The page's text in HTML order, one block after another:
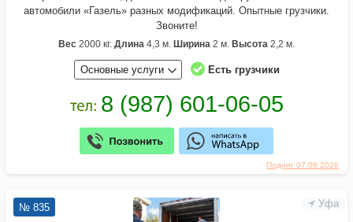
Поднят 07.08.2026
автомобили «Газель» разных модификаций. Опытные грузчики.
Звоните!
Вес 2000 кг. Длина 4,3 м. Ширина 2 м. Высота 2,2 м.
Основные услуги Есть грузчики
Уфа
№ 835